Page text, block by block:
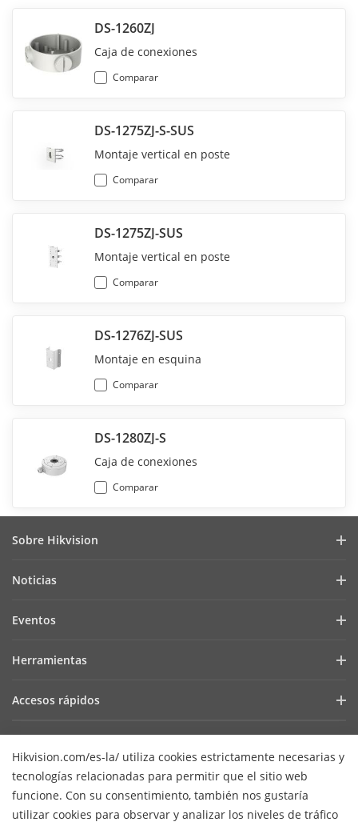
DS-1260ZJ
Caja de conexiones
Comparar
DS-1275ZJ-S-SUS
Montaje vertical en poste
Comparar
DS-1275ZJ-SUS
Montaje vertical en poste
Comparar
DS-1276ZJ-SUS
Montaje en esquina
Comparar
DS-1280ZJ-S
Caja de conexiones
Comparar
Hikvision.com/es-la/ utiliza cookies estrictamente necesarias y
tecnologías relacionadas para permitir que el sitio web
funcione. Con su consentimiento, también nos gustaría
utilizar cookies para observar y analizar los niveles de tráfico
Sobre Hikvision
Ciberseguridad
Enfoque en la Calidad
Contáctanos
Preguntas Frecuentes
Noticias
Casos de Éxito
Eventos
Encuentra un Partner Tecnológico
Hikvision Embedded Open Platform (HEOP)
Centro de Contenido
Herramientas
SDKs de Integración
SDK de integración
Accesos rápidos
Dónde Comprar
Productos Descontinuados
Hikvision eLearning
Contáctanos